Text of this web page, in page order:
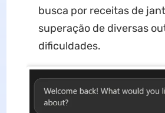
busca por receitas de
superação de diversas
dificuldades.